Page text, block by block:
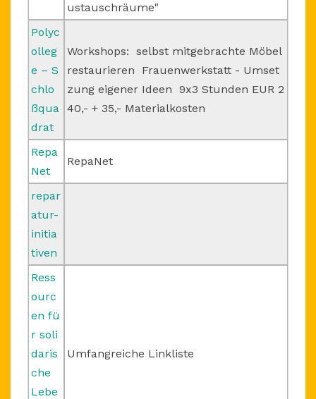
ustauschräume"
Polyc
olleg
e – S
chlo
ßqua
drat
Workshops: selbst mitgebrachte Möbel
restaurieren Frauenwerkstatt - Umset
zung eigener Ideen 9x3 Stunden EUR 2
40,- + 35,- Materialkosten
Repa
Net
RepaNet
repar
atur-
initia
tiven
Ress
ourc
en fü
r soli
daris
che
Lebe
Umfangreiche Linkliste